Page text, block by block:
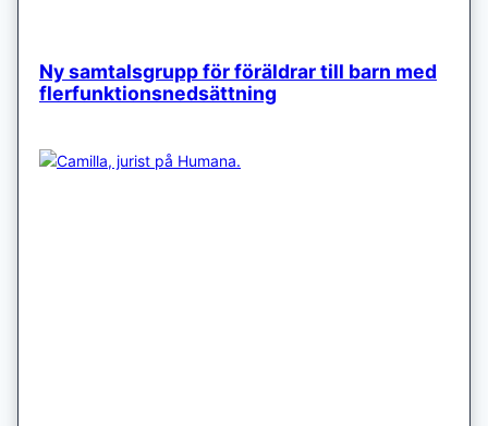
Ny samtalsgrupp för föräldrar till barn med
flerfunktionsnedsättning